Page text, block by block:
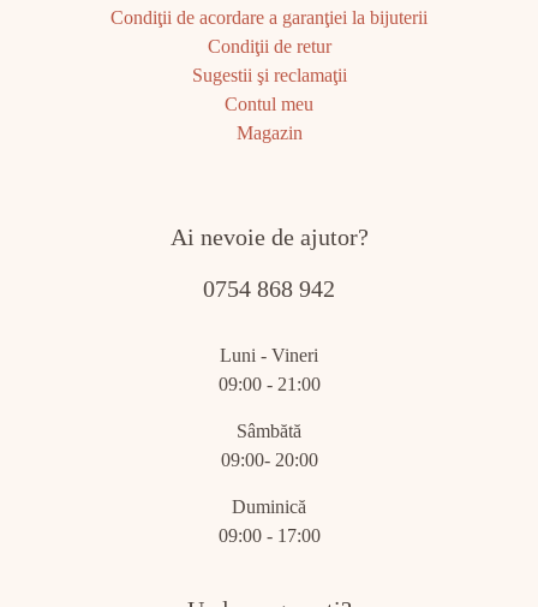
Condiţii de acordare a garanţiei la bijuterii
Condiţii de retur
Sugestii şi reclamaţii
Contul meu
Magazin
Ai nevoie de ajutor?
0754 868 942
Luni - Vineri
09:00 - 21:00
Sâmbătă
09:00- 20:00
Duminică
09:00 - 17:00